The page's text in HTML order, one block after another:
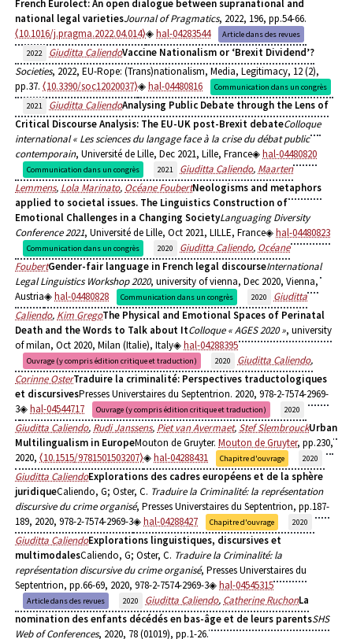
French Eurolect: An open dialogue between supranational and
national legal varietiesJournal of Pragmatics, 2022, 196, pp.54-66.
⟨10.1016/j.pragma.2022.04.014⟩
hal-04283544
Article dans des revues
2022
Giuditta CaliendoVaccine Nationalism or ‘Brexit Dividend’?
Societies, 2022, EU-Rope: (Trans)nationalism, Media, Legitimacy, 12 (2),
pp.37. ⟨10.3390/soc12020037⟩ hal-04480816
Communication dans un congrès
2021
Giuditta CaliendoAnalysing Public Debate through the Lens of
Critical Discourse Analysis: The EU-UK post-Brexit debateColloque
international « Les sciences du langage face à la crise du débat public
contemporain, Université de Lille, Dec 2021, Lille, France hal-04480820
Communication dans un congrès 2021 Giuditta Caliendo, Maarten
Lemmens, Lola Marinato, Océane FoubertNeologisms and metaphors
applied to societal issues. The Linguistics Construction of
Emotional Challenges in a Changing SocietyLanguaging Diversity
Conference 2021, Université de Lille, Oct 2021, LILLE, France hal-04480823
Communication dans un congrès 2020 Giuditta Caliendo, Océane
FoubertGender-fair language in French legal discourseInternational
Legal Linguistics Workshop 2020, university of vienna, Dec 2020, Vienna,
Austria
hal-04480828 Communication dans un congrès 2020
Giuditta
Caliendo, Kim GregoThe Physical and Emotional Spaces of Perinatal
Death and the Words to Talk about ItColloque « AGES 2020 », university
of milan, Oct 2020, Milan (Italie), Italy
hal-04288395
Ouvrage (y compris édition critique et traduction) 2020 Giuditta Caliendo,
Corinne OsterTraduire la criminalité: Perspectives traductologiques
et discursivesPresses Universtaires du Septentrion. 2020, 978-2-7574-2969-
3
hal-04544717 Ouvrage (y compris édition critique et traduction) 2020
Giuditta Caliendo, Rudi Janssens, Piet van Avermaet, Stef SlembrouckUrban
Multilingualism in EuropeMouton de Gruyter. Mouton de Gruyter, pp.230,
2020, ⟨10.1515/9781501503207⟩ hal-04288431 Chapitre d'ouvrage 2020
Giuditta CaliendoExplorations des cadres européens et de la sphère
juridiqueCaliendo, G; Oster, C. Traduire la Criminalité: la représentation
discursive du crime organisé, Presses Universtaires du Septentrion, pp.187-
189, 2020, 978-2-7574-2969-3
hal-04288427 Chapitre d'ouvrage 2020
Giuditta CaliendoExplorations linguistiques, discursives et
multimodalesCaliendo, G; Oster, C. Traduire la Criminalité: la
représentation discursive du crime organisé, Presses Universtaires du
Septentrion, pp.66-69, 2020, 978-2-7574-2969-3
hal-04545315
Article dans des revues 2020 Giuditta Caliendo, Catherine RuchonLa
nomination des enfants décédés en bas-âge et de leurs parentsSHS
Web of Conferences, 2020, 78 (01019), pp.1-26.